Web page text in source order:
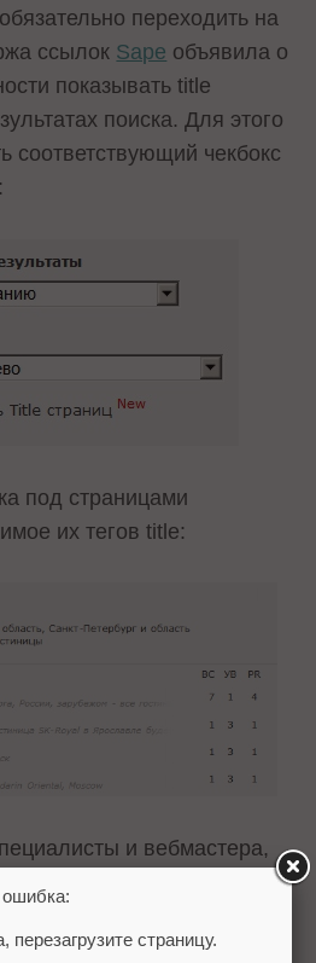
переходить на
ссылок Sape объявила о
показывать title
поиска. Для этого
соответствующий чекбокс
под страницами
их тегов title:
и вебмастера,
на удобстве просмотра
осуществлять более
словам и,
перезагрузите страницу.